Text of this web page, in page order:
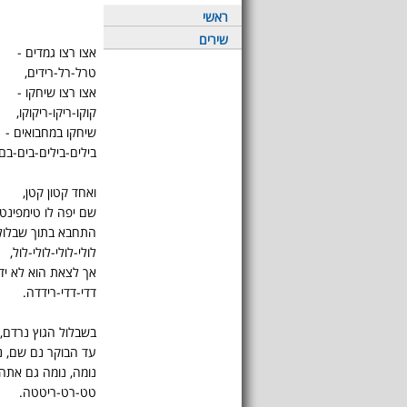
ראשי
שירים
אצו רצו גמדים -
טרל-רל-רידים,
אצו רצו שיחקו -
קוקו-ריקו-ריקוקו,
שיחקו במחבואים -
בילים-בילים-בים-
ואחד קטון קטן,
שם יפה לו
התחבא בתוך
לולי-לולי-לולי-לול,
אך לצאת הוא לא
דדי-דדי-רידדה.
בשבלול הגוץ
עד הבוקר נם שם,
נומה, נומה גם
טט-רט-ריטטה.